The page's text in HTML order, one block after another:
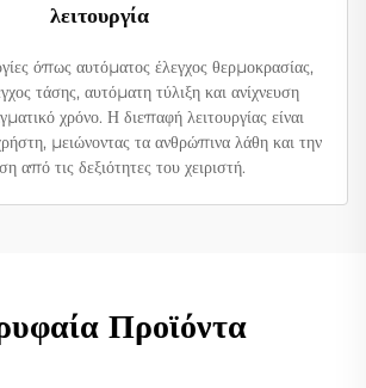
λειτουργία
όπως αυτόματος έλεγχος θερμοκρασίας,
τάσης, αυτόματη τύλιξη και ανίχνευση
χρόνο. Η διεπαφή λειτουργίας είναι
μειώνοντας τα ανθρώπινα λάθη και την
από τις δεξιότητες του χειριστή.
Προϊόντα